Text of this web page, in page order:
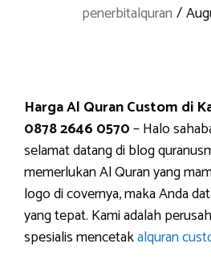
penerbitalquran /
Harga Al Quran Custom di
0878 2646 0570– Halo
selamat datang di blog
memerlukan Al Quran yang
logo di covernya, maka Anda
yang tepat. Kami adalah
spesialis mencetakalquran